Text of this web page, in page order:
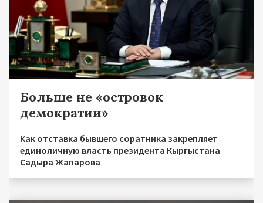
Больше не «островок
демократии»
Как отставка бывшего соратника закрепляет
единоличную власть президента Кыргыстана
Садыра Жапарова